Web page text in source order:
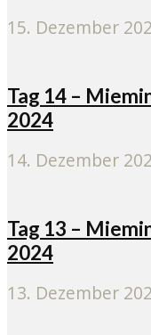
15. Dezember
Tag 14 –
2024
14. Dezember
Tag 13 –
2024
13. Dezember